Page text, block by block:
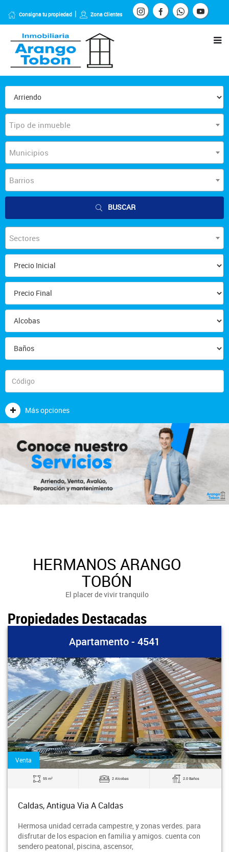
Consigna tu propiedad Zona Clientes
Tipo de inmueble
Municipios
Barrios
BUSCAR
Sectores
Más opciones
HERMANOS ARANGO
TOBÓN
El placer de vivir tranquilo
Propiedades Destacadas
Apartamento - 4541
Venta
55 m2 2 Alcobas 2.0 Baños
Caldas, Antigua Via A Caldas
Hermosa unidad cerrada campestre, y zonas verdes. para
disfrutar de los espacion en familia y amigos. cuenta con
sendero peatonal, piscina, ascensor,